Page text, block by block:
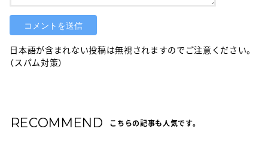
日本語が含まれない投稿は無視されますのでご注意ください。
（スパム対策）
RECOMMEND こちらの記事も人気です。